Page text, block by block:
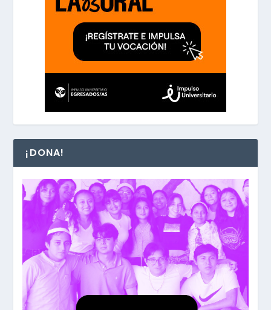
¡DONA!